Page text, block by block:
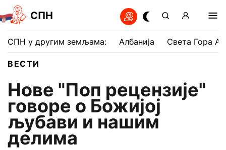
СПН
СПН у другим земљама: Албанија Света Гора
ВЕСТИ
Нове "Поп рецензије"
говоре о Божијој
љубави и нашим
делима